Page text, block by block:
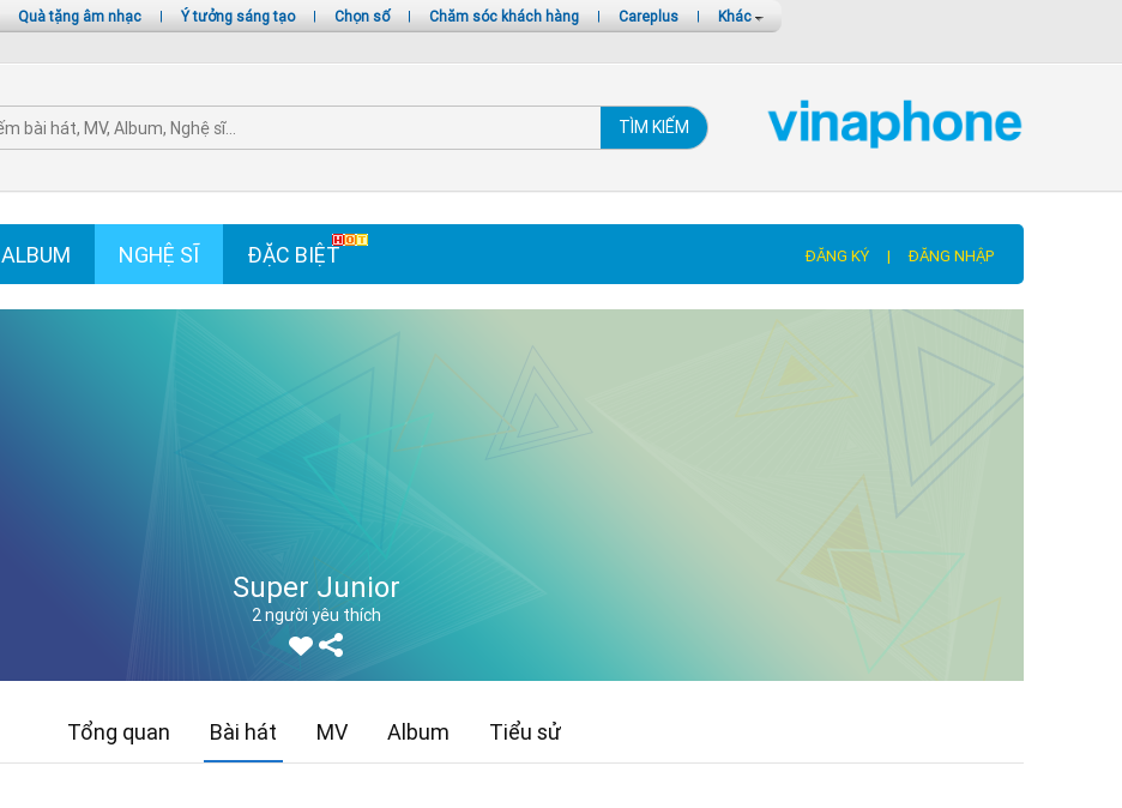
Quà tặng âm nhạc | Ý tưởng sáng tạo | Chọn số | Chăm sóc khách hàng | Careplus | Khác
TÌM KIẾM
ALBUM NGHỆ SĨ ĐẶC BIỆT ĐĂNG KÝ | ĐĂNG NHẬP
Super Junior
2 người yêu thích
Tổng quan Bài hát MV Album Tiểu sử